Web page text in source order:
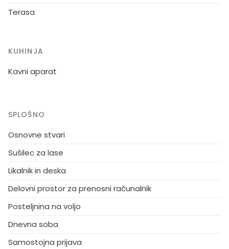
Terasa
KUHINJA
Kavni aparat
SPLOŠNO
Osnovne stvari
Sušilec za lase
Likalnik in deska
Delovni prostor za prenosni računalnik
Posteljnina na voljo
Dnevna soba
Samostojna prijava